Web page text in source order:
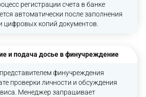
регистрации счета в банке
автоматически после заполнения
цифровых копий документов.
и подача досье в финучреждение
финучреждения
проверки личности и обсуждения
Менеджер запрашивает